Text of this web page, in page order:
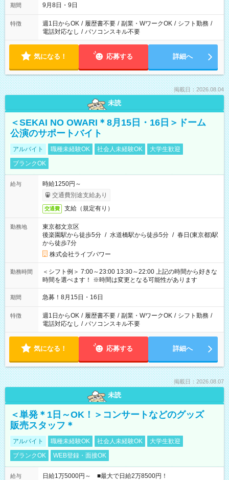
期間 9月8日・9日
特徴 週1日からOK / 履歴書不要 / 副業・WワークOK / シフト勤務 /
電話対応なし / パソコンスキル不要
気になる！ 応募する 詳細へ
掲載日：2026.08.04
未読
＜SEKAI NO OWARI＊8月15日・16日＞ドーム
公演のサポートバイト
アルバイト 職種未経験OK 社会人未経験OK
大学生歓迎
ブランクOK
給与
時給1250円～
交通費別途支給あり
交通費 支給（規定有り）
勤務地
東京都文京区
後楽園駅から徒歩5分 / 水道橋駅から徒歩5分 / 春日(東京都)駅
から徒歩7分
株式会社ライブパワー
勤務時間
＜シフト例＞ 7:00～23:00 13:30～22:00 上記の時間から好きな
時間を選べます！ ※時間は変更となる可能性があります
期間 急募！8月15日・16日
特徴 週1日からOK / 履歴書不要 / 副業・WワークOK / シフト勤務 /
電話対応なし / パソコンスキル不要
気になる！ 応募する 詳細へ
掲載日：2026.08.07
未読
＜単発＊1日～OK！＞コンサートなどのグッズ
販売スタッフ＊
アルバイト 職種未経験OK 社会人未経験OK
大学生歓迎
ブランクOK
WEB登録・面接OK
給与 日給1万5000円～ ■最大で日給2万8500円！